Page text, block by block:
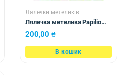
Лялечки метеликів
Лялечка метелика Papilio
demoleus
200,00 ₴
В кошик